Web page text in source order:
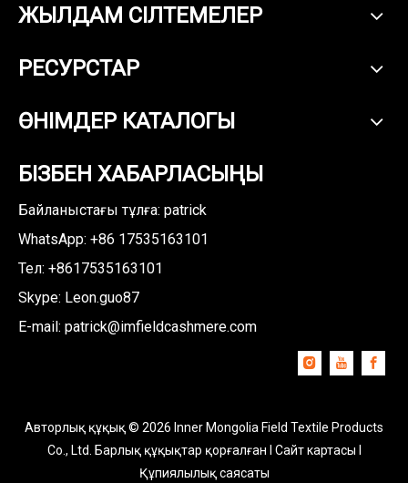
ЖЫЛДАМ СІЛТЕМЕЛЕР
РЕСУРСТАР
ӨНІМДЕР КАТАЛОГЫ
БІЗБЕН ХАБАРЛАСЫҢЫ
Байланыстағы тұлға: patrick
WhatsApp: +86 17535163101
Тел: +8617535163101
Skype: Leon.guo87
E-mail: patrick@imfieldcashmere.com
Авторлық құқық © 2026 Inner Mongolia Field Textile Products
Co., Ltd. Барлық құқықтар қорғалған I Сайт картасы
Құпиялылық саясаты